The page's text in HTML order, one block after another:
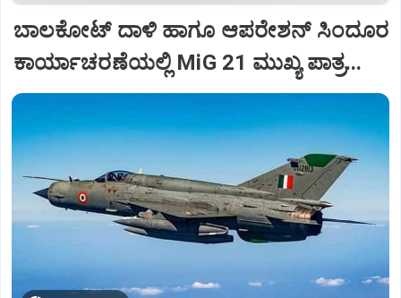
ಬಾಲಕೋಟ್‌ ದಾಳಿ ಹಾಗೂ ಆಪರೇಶನ್‌ ಸಿಂದೂರ
ಕಾರ್ಯಾಚರಣೆಯಲ್ಲಿ MiG 21 ಮುಖ್ಯ ಪಾತ್ರ...